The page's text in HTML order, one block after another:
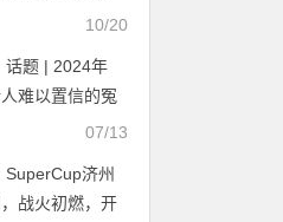
赛197人晋级决
入围
10/20
话题 | 2024年
难以置信的冤
前足球运动员07/13
SuperCup济州
，战火初燃，开